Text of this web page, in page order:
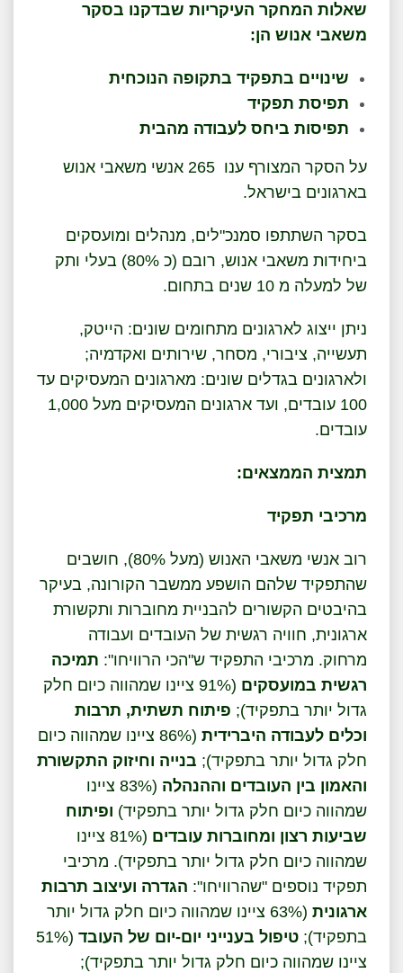
שאלות המחקר העיקריות שבדקנו בסקר
משאבי אנוש הן:
שינויים בתפקיד בתקופה הנוכחית
תפיסת תפקיד
תפיסות ביחס לעבודה מהבית
על הסקר המצורף ענו 265 אנשי משאבי אנוש
בארגונים בישראל.
בסקר השתתפו סמנכ"לים, מנהלים ומועסקים
ביחידות משאבי אנוש, רובם (כ 80%) בעלי ותק
של למעלה מ 10 שנים בתחום.
ניתן ייצוג לארגונים מתחומים שונים: הייטק,
תעשייה, ציבורי, מסחר, שירותים ואקדמיה;
ולארגונים בגדלים שונים: מארגונים המעסיקים עד
100 עובדים, ועד ארגונים המעסיקים מעל 1,000
עובדים.
תמצית הממצאים:
מרכיבי תפקיד
רוב אנשי משאבי האנוש (מעל 80%), חושבים
שהתפקיד שלהם הושפע ממשבר הקורונה, בעיקר
בהיבטים הקשורים להבניית מחוברות ותקשורת
ארגונית, חוויה רגשית של העובדים ועבודה
מרחוק. מרכיבי התפקיד ש"הכי הרוויחו": תמיכה
רגשית במועסקים
(91% ציינו שמהווה כיום חלק
גדול יותר בתפקיד); פיתוח תשתית, תרבות
וכלים לעבודה היברידית
(86% ציינו שמהווה כיום
חלק גדול יותר בתפקיד); בנייה וחיזוק התקשורת
והאמון בין העובדים וההנהלה
(83% ציינו
שמהווה כיום חלק גדול יותר בתפקיד) ופיתוח
שביעות רצון ומחוברות עובדים
(81% ציינו
שמהווה כיום חלק גדול יותר בתפקיד). מרכיבי
תפקיד נוספים "שהרוויחו": הגדרה ועיצוב תרבות
ארגונית
(63% ציינו שמהווה כיום חלק גדול יותר
בתפקיד); טיפול בענייני יום-יום של העובד (51%
ציינו שמהווה כיום חלק גדול יותר בתפקיד);